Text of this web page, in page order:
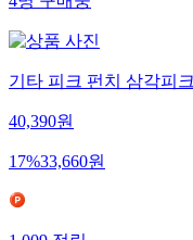
4명구매중
기타 피크 펀치 삼각피
40,390원
17%33,660원